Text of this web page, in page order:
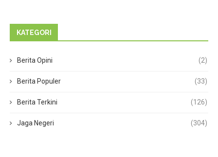
KATEGORI
Berita Opini (2)
Berita Populer (33)
Berita Terkini (126)
Jaga Negeri (304)